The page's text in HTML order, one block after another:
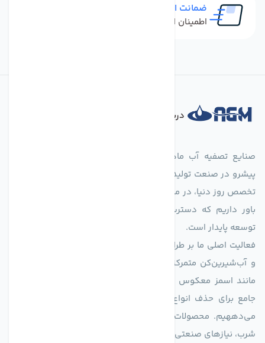
ضمانت اصل بودن کالا
اطمینان از خرید کالای اورجینال
درباره فروشگاه
پیشرو در صنعت تولید تجهیزات تصفیه آب، با تکیه بر دانش فنی و
تخصص روز دنیا، در مسیر تأمین آب سالم و پایدار گام برمی‌دارد. ما
باور داریم که دسترسی به آب پاک، یک حق اساسی و زیربنای
توسعه پایدار است.
فعالیت اصلی ما بر طراحی و تولید سیستم‌های پیشرفته تصفیه آب
و آب‌شیرین‌کن متمرکز است. ما با بهره‌گیری از فناوری‌های نوین
جامع برای حذف انواع آلاینده‌ها، املاح و نمک از منابع آبی ارائه
می‌دههیم. محصولات ما برای مصارف متنوعی از جمله تأمین آب
شرب، نیازهای صنعتی و کشاورزی طراحی و بهینه‌سازی شده‌اند.